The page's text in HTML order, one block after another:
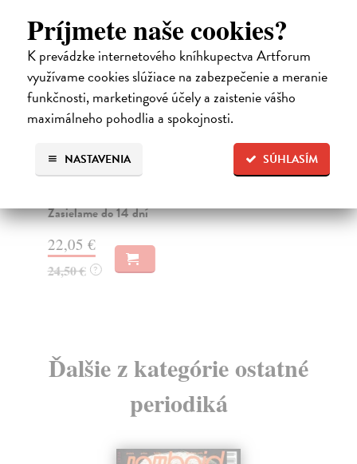
Príjmete naše cookies?
K prevádzke internetového kníhkupectva Artforum
využívame cookies slúžiace na zabezpečenie a meranie
funkčnosti, marketingové účely a zaistenie vášho
maximálneho pohodlia a spokojnosti.
SÚHLASÍM
NASTAVENIA
Trpkejšia ako smrť je žena
JE TO MOŽNO NAJVÄČŠIA REVOLÚCIA
NAŠICH DNÍ: rovnocennosť a rovnoprávnosť ženy a
Zasielame do 14 dní
22,05 €
24,50 € ?
Ďalšie z kategórie ostatné
periodiká